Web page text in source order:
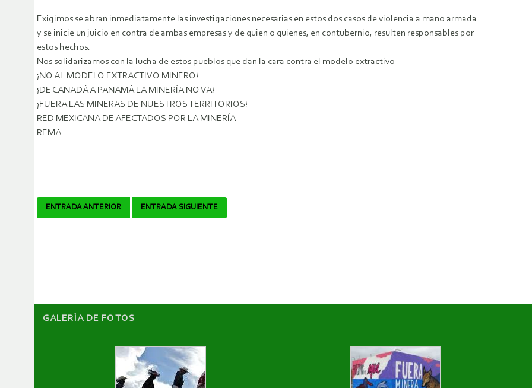
Exigimos se abran inmediatamente las investigaciones necesarias en estos dos casos de violencia a mano armada
y se inicie un juicio en contra de ambas empresas y de quien o quienes, en contubernio, resulten responsables por
estos hechos.
Nos solidarizamos con la lucha de estos pueblos que dan la cara contra el modelo extractivo
¡NO AL MODELO EXTRACTIVO MINERO!
¡DE CANADÁ A PANAMÁ LA MINERÍA NO VA!
¡FUERA LAS MINERAS DE NUESTROS TERRITORIOS!
RED MEXICANA DE AFECTADOS POR LA MINERÍA
REMA
Navegador
ENTRADA ANTERIOR ENTRADA SIGUIENTE
GALERÌA DE FOTOS